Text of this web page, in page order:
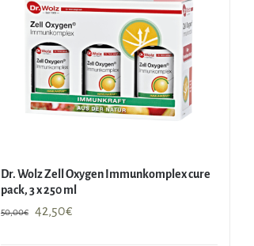
Dr. Wolz Zell Oxygen Immunkomplex cure
pack, 3 x 250 ml
50,00€
Original
42,50€